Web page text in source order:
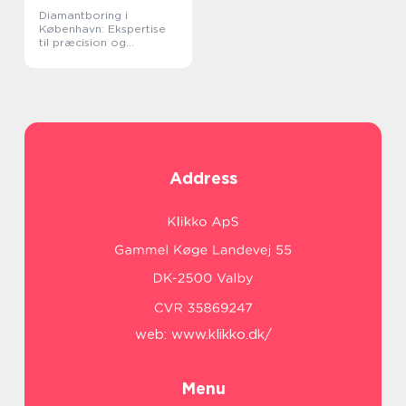
Diamantboring i
København: Ekspertise
til præcision og
Address
web: www.klikko.dk/
Menu